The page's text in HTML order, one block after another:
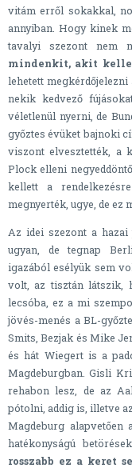
vitám erről sokakkal,
annyiban. Hogy kinek
tavalyi szezont nem
mindenkit, akit
lehetett
nekik kedvező
véletlenül nyerni, de
győztes évüket bajnoki
viszont elvesztették, a
Plock elleni
kellett a
megnyerték, ugye, de ez
Az idei szezont a hazai
ugyan, de tegnap
igazából esélyük sem
volt, az tisztán látszik,
lecsóba, ez a mi
jövés-menés a BL-
Smits, Bezjak és Mike
és hát Wiegert is a
Magdeburgban. Gisli
rehabon lesz, de az
pótolni, addig is, illetve
Magdeburg alapvetően
hatékonyságú
rosszabb ez a keret